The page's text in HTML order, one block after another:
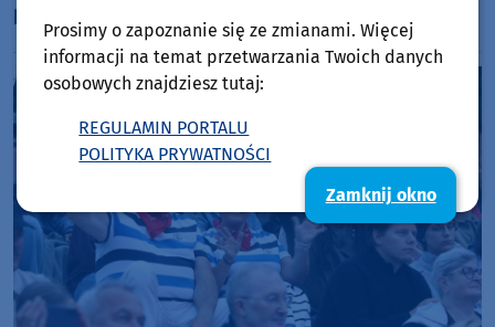
hali sportowej "Olimpia"
Prosimy o zapoznanie się ze zmianami. Więcej
informacji na temat przetwarzania Twoich danych
osobowych znajdziesz tutaj:
REGULAMIN PORTALU
POLITYKA PRYWATNOŚCI
Zamknij okno